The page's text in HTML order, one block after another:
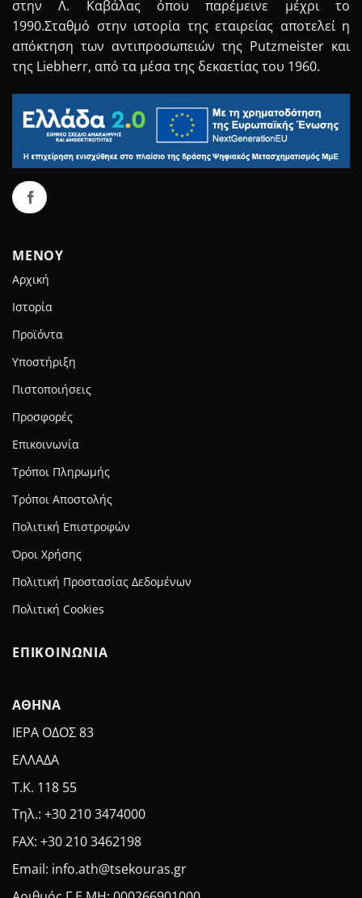
στην Λ. Καβάλας όπου παρέμεινε μέχρι το
1990.Σταθμό στην ιστορία της εταιρείας αποτελεί η
απόκτηση των αντιπροσωπειών της Putzmeister και
της Liebherr, από τα μέσα της δεκαετίας του 1960.
ΜΕΝΟΥ
Αρχική
Ιστορία
Προϊόντα
Υποστήριξη
Πιστοποιήσεις
Προσφορές
Επικοινωνία
Τρόποι Πληρωμής
Τρόποι Αποστολής
Πολιτική Επιστροφών
Όροι Χρήσης
Πολιτική Προστασίας Δεδομένων
Πολιτική Cookies
ΕΠΙΚΟΙΝΩΝΙΑ
ΑΘΗΝΑ
ΙΕΡΑ ΟΔΟΣ 83
ΕΛΛΑΔΑ
Τ.Κ. 118 55
Τηλ.: +30 210 3474000
FAX: +30 210 3462198
Email: info.ath@tsekouras.gr